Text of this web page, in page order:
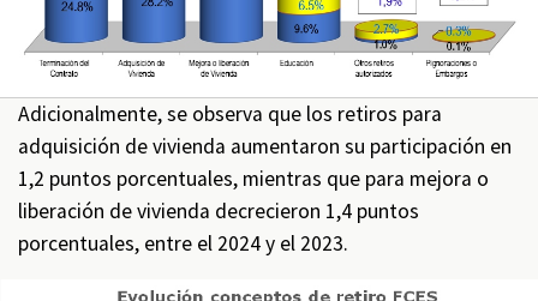
Adicionalmente, se observa que los retiros para
adquisición de vivienda aumentaron su participación en
1,2 puntos porcentuales, mientras que para mejora o
liberación de vivienda decrecieron 1,4 puntos
porcentuales, entre el 2024 y el 2023.